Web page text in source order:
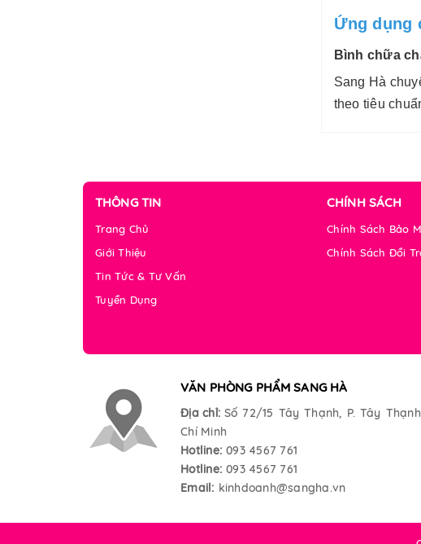
Ứng dụng
Bình chữa
Sang Hà
theo tiêu
THÔNG TIN
Trang Chủ
Giới Thiệu
Tin Tức & Tư Vấn
Tuyển Dụng
CHÍNH SÁCH
Chính Sách Bảo
Chính Sách Đổi
VĂN PHÒNG PHẨM SANG HÀ
Địa chỉ: Số 72/15 Tây Thạnh, P. Tây
Chí Minh
Hotline: 093 4567 761
Hotline: 093 4567 761
Email: kinhdoanh@sangha.vn